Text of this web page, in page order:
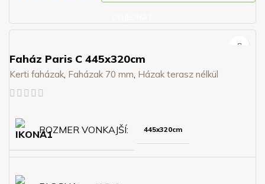
Faház Paris C 445x320cm
Kerti faházak, Faházak 70 mm, Házak terasz nélkül
ROZMER VONKAJŠÍ 445x320cm